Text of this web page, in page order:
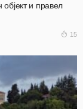
и правел
15